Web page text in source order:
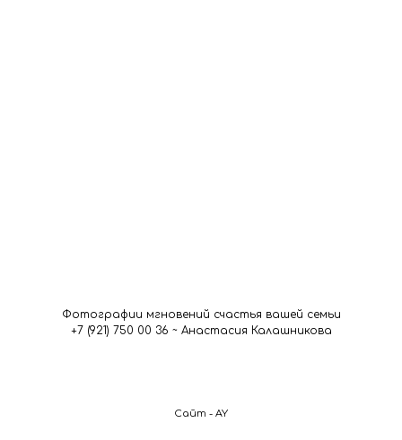
Фотографии мгновений счастья вашей семьи
+7 (921) 750 00 36 ~ Анастасия Калашникова
Сайт - AY